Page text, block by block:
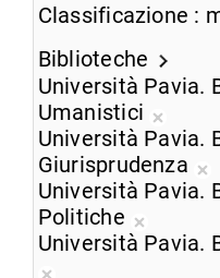
Classificazione
Biblioteche
Università Pavia.
Umanistici
dalla
Università Pavia.
Giurisprudenza
Università Pavia.
Politiche
Rimuovi
Università Pavia.